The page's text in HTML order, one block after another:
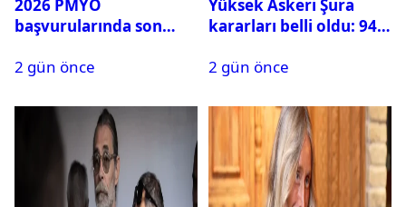
2026 PMYO
başvurularında son
2 gün önce
Yüksek Askeri Şura
kararları belli oldu: 94
2 gün önce